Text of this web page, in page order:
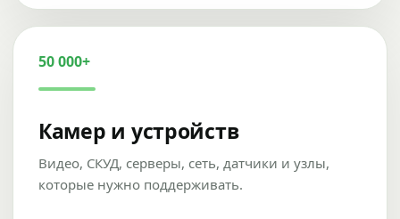
50 000+
Камер и устройств
Видео, СКУД, серверы, сеть, датчики и узлы,
которые нужно поддерживать.